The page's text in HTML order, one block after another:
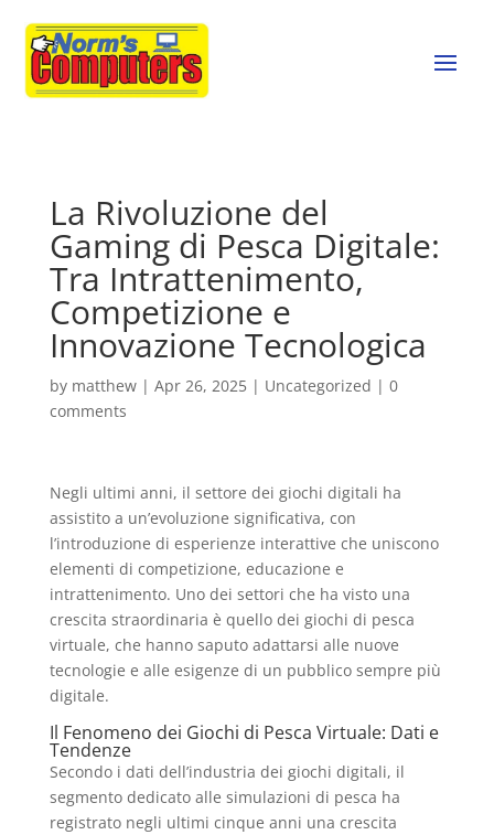
La Rivoluzione del
Gaming di Pesca Digitale:
Tra Intrattenimento,
Competizione e
Innovazione Tecnologica
by matthew| Apr 26, 2025| Uncategorized | 0
comments
Negli ultimi anni, il settore dei giochi digitali ha
assistito a un’evoluzione significativa, con
l’introduzione di esperienze interattive che uniscono
elementi di competizione, educazione e
intrattenimento. Uno dei settori che ha visto una
crescita straordinaria è quello dei giochi di pesca
virtuale, che hanno saputo adattarsi alle nuove
tecnologie e alle esigenze di un pubblico sempre più
digitale.
Il Fenomeno dei Giochi di Pesca Virtuale: Dati e
Tendenze
Secondo i dati dell’industria dei giochi digitali, il
segmento dedicato alle simulazioni di pesca ha
registrato negli ultimi cinque anni una crescita